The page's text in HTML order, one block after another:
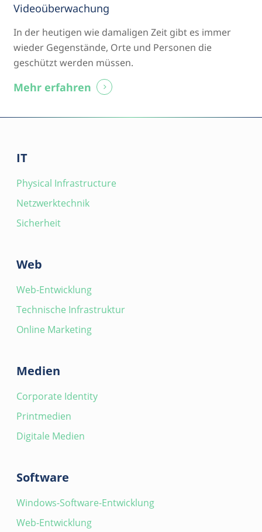
Videoüberwachung
In der heutigen wie damaligen Zeit gibt es immer
wieder Gegenstände, Orte und Personen die
geschützt werden müssen.
Mehr erfahren
IT
Physical Infrastructure
Netzwerktechnik
Sicherheit
Web
Web-Entwicklung
Technische Infrastruktur
Online Marketing
Medien
Corporate Identity
Printmedien
Digitale Medien
Software
Windows-Software-Entwicklung
Web-Entwicklung